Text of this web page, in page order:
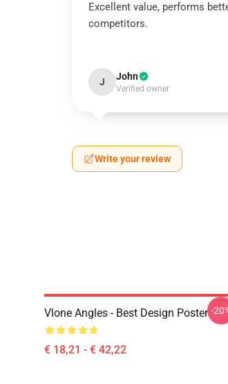
Excellent value, performs
competitors.
J John
Verified owner
Write your review
Vlone Angles - Best Design Poster
€ 18,21 - € 42,22
-